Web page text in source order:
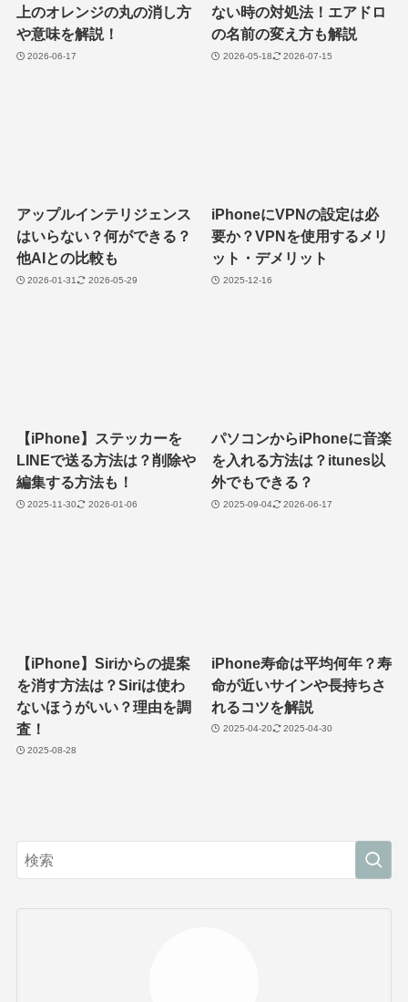
上のオレンジの丸の消し方
や意味を解説！
2026-06-17
ない時の対処法！エアドロ
の名前の変え方も解説
2026-05-18 2026-07-15
アップルインテリジェンス
はいらない？何ができる？
他AIとの比較も
2026-01-31 2026-05-29
iPhoneにVPNの設定は必
要か？VPNを使用するメリ
ット・デメリット
2025-12-16
【iPhone】ステッカーを
LINEで送る方法は？削除や
編集する方法も！
2025-11-30 2026-01-06
パソコンからiPhoneに音楽
を入れる方法は？itunes以
外でもできる？
2025-09-04 2026-06-17
【iPhone】Siriからの提案
を消す方法は？Siriは使わ
ないほうがいい？理由を調
査！
2025-08-28
iPhone寿命は平均何年？寿
命が近いサインや長持ちさ
れるコツを解説
2025-04-20 2025-04-30